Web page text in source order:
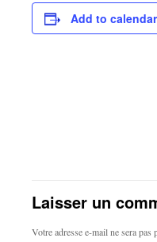
Add to calendar
Laisser un
Votre adresse e-mail ne sera pas